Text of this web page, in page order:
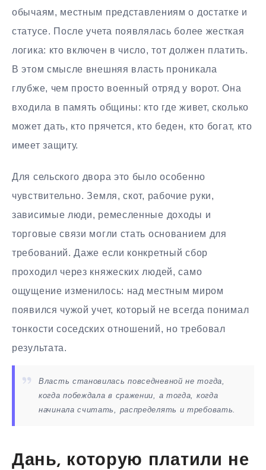
обычаям, местным представлениям о достатке и
статусе. После учета появлялась более жесткая
логика: кто включен в число, тот должен платить.
В этом смысле внешняя власть проникала
глубже, чем просто военный отряд у ворот. Она
входила в память общины: кто где живет, сколько
может дать, кто прячется, кто беден, кто богат, кто
имеет защиту.
Для сельского двора это было особенно
чувствительно. Земля, скот, рабочие руки,
зависимые люди, ремесленные доходы и
торговые связи могли стать основанием для
требований. Даже если конкретный сбор
проходил через княжеских людей, само
ощущение изменилось: над местным миром
появился чужой учет, который не всегда понимал
тонкости соседских отношений, но требовал
результата.
Власть становилась повседневной не тогда,
когда побеждала в сражении, а тогда, когда
начинала считать, распределять и требовать.
Дань, которую платили не